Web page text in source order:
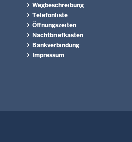
Wegbeschreibung
Telefonliste
Öffnungszeiten
Nachtbriefkasten
Bankverbindung
Impressum